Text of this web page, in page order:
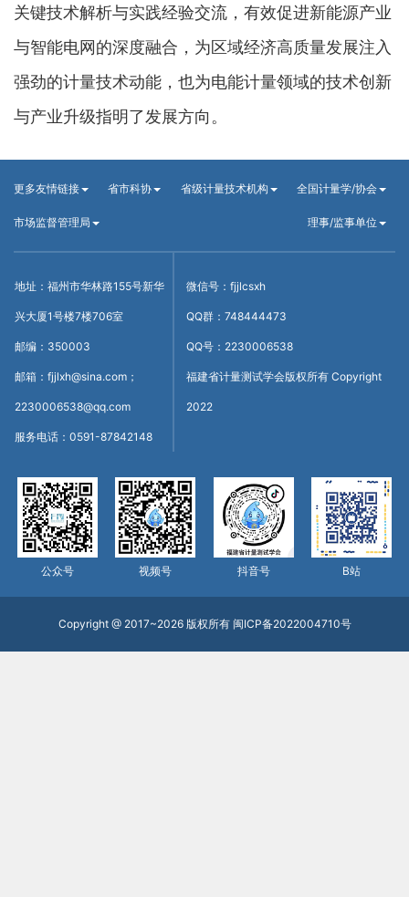
关键技术解析与实践经验交流，有效促进新能源产业
与智能电网的深度融合，为区域经济高质量发展注入
强劲的计量技术动能，也为电能计量领域的技术创新
与产业升级指明了发展方向。
更多友情链接 省市科协 省级计量技术机构 全国计量学/协会
市场监督管理局 理事/监事单位
地址：福州市华林路155号新华
兴大厦1号楼7楼706室
邮编：350003
邮箱：fjjlxh@sina.com；
2230006538@qq.com
服务电话：0591-87842148
微信号：fjjlcsxh
QQ群：748444473
QQ号：2230006538
福建省计量测试学会版权所有 Copyright
2022
公众号 视频号 抖音号 B站
Copyright @ 2017~2026 版权所有 闽ICP备2022004710号